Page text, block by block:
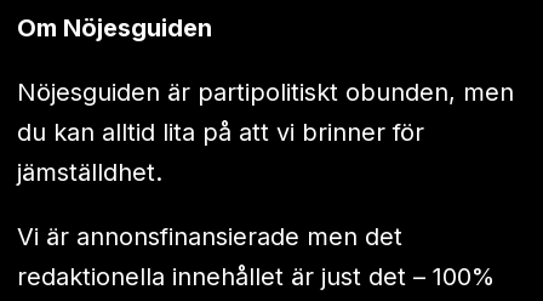
Om Nöjesguiden
Nöjesguiden är partipolitiskt obunden, men
du kan alltid lita på att vi brinner för
jämställdhet.
Vi är annonsfinansierade men det
redaktionella innehållet är just det – 100%